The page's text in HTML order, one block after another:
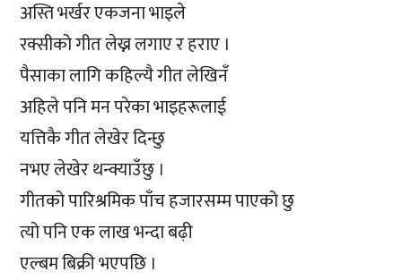
अस्ति भर्खर एकजना भाइले
रक्सीको गीत लेख्न लगाए र हराए ।
पैसाका लागि कहिल्यै गीत लेखिनँ
अहिले पनि मन परेका भाइहरूलाई
यत्तिकै गीत लेखेर दिन्छु
नभए लेखेर थन्क्याउँछु ।
गीतको पारिश्रमिक पाँच हजारसम्म पाएको छु
त्यो पनि एक लाख भन्दा बढ़ी
एल्बम बिक्री भएपछि ।